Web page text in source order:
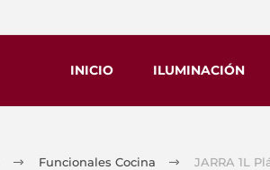
INICIO ILUMINACIÓN
Funcionales Cocina JARRA 1L